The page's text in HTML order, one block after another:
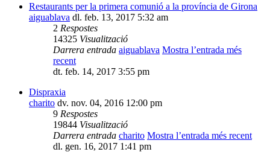
Restaurants per la primera comunió a la província de Girona
aiguablava dl. feb. 13, 2017 5:32 am
2 Respostes
14325 Visualització
Darrera entrada aiguablava Mostra l’entrada més
recent
dt. feb. 14, 2017 3:55 pm
Dispraxia
charito dv. nov. 04, 2016 12:00 pm
9 Respostes
19844 Visualització
Darrera entrada charito Mostra l’entrada més recent
dl. gen. 16, 2017 1:41 pm